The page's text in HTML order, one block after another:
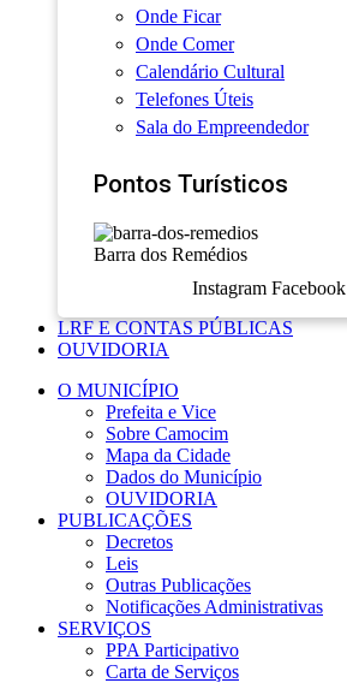
Onde Ficar
Onde Comer
Calendário Cultural
Telefones Úteis
Sala do Empreendedor
Pontos Turísticos
Barra dos Remédios
Instagram Facebook
LRF E CONTAS PÚBLICAS
OUVIDORIA
O MUNICÍPIO
Prefeita e Vice
Sobre Camocim
Mapa da Cidade
Dados do Município
OUVIDORIA
PUBLICAÇÕES
Decretos
Leis
Outras Publicações
Notificações Administrativas
SERVIÇOS
PPA Participativo
Carta de Serviços